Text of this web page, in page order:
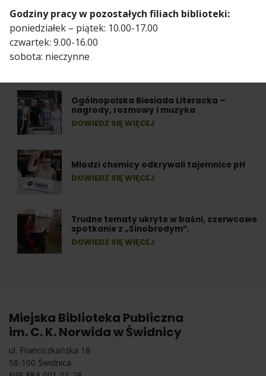
Godziny pracy w pozostałych filiach biblioteki:
poniedziałek – piątek: 10.00-17.00
czwartek: 9.00-16.00
sobota: nieczynne
Lato z książką na tarasie – wakacyjny cykl
DOWIEDZ SIĘ WIĘCEJ
Ogólnopolska Biesiada Literacka –
nagrody, rozmowy i muzyka
DOWIEDZ SIĘ WIĘCEJ
Młodzi chemicy odkrywali tajemnice pH
DOWIEDZ SIĘ WIĘCEJ
Trudne tematy ukryte w baśni, czerwcowe
spotkanie z „Sinobrodym”.
DOWIEDZ SIĘ WIĘCEJ
Miejska Biblioteka Publiczna
im. C. K. Norwida w Świdnicy
ul. Franciszkańska 18
58-100 Świdnica